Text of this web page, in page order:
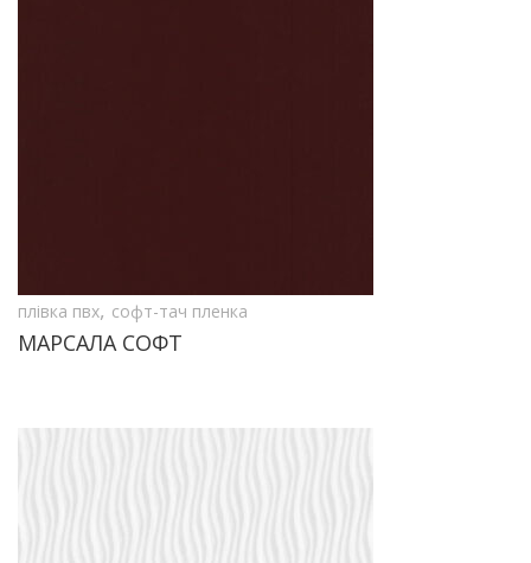
плівка пвх, софт-тач пленка
МАРСАЛА СОФТ